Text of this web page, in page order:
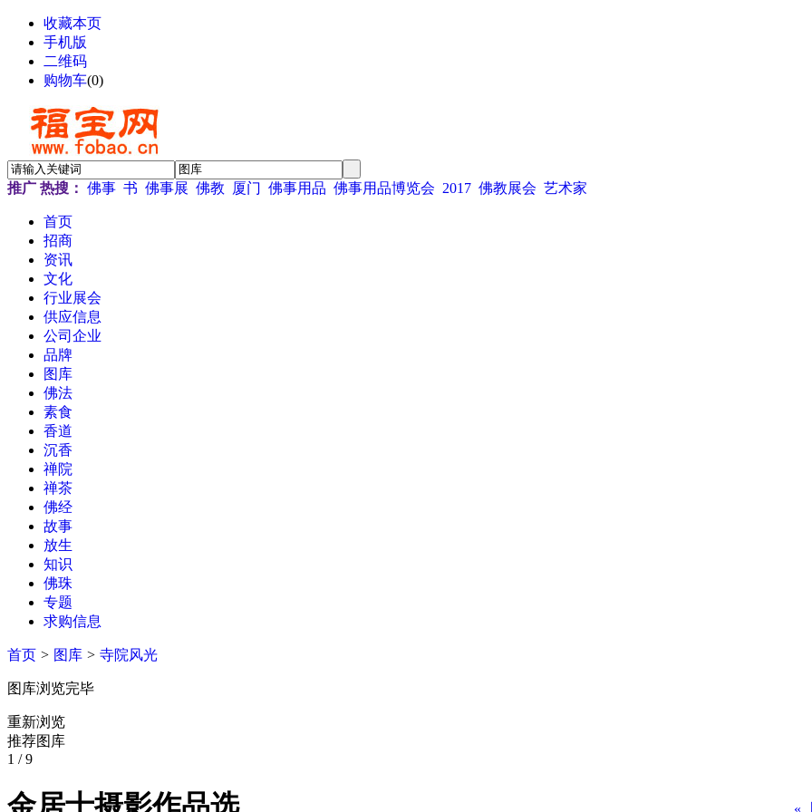
收藏本页
手机版
二维码
购物车(0)
推广 热搜： 佛事 书 佛事展 佛教 厦门 佛事用品 佛事用品博览会 2017 佛教展会 艺术家
首页
招商
资讯
文化
行业展会
供应信息
公司企业
品牌
图库
佛法
素食
香道
沉香
禅院
禅茶
佛经
故事
放生
知识
佛珠
专题
求购信息
首页 > 图库 > 寺院风光
图库浏览完毕
重新浏览
推荐图库
1 / 9
«